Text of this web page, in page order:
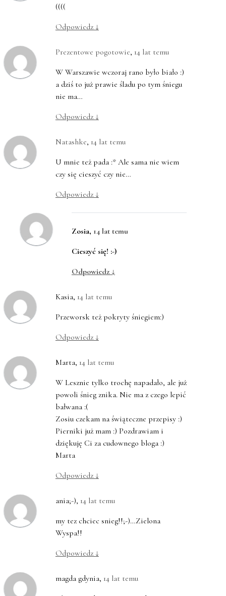
((((
Odpowiedz ↓
Prezentowe pogotowie, 14 lat temu
W Warszawie wczoraj rano było biało :)
a dziś to już prawie śladu po tym śniegu
nie ma…
Odpowiedz ↓
Natashke, 14 lat temu
U mnie też pada :* Ale sama nie wiem
czy się cieszyć czy nie…
Odpowiedz ↓
Zosia, 14 lat temu
Cieszyć się! :-)
Odpowiedz ↓
Kasia, 14 lat temu
Przeworsk też pokryty śniegiem:)
Odpowiedz ↓
Marta, 14 lat temu
W Lesznie tylko trochę napadało, ale już
powoli śnieg znika. Nie ma z czego lepić
bałwana :(
Zosiu czekam na świąteczne przepisy :)
Pierniki już mam :) Pozdrawiam i
dziękuję Ci za cudownego bloga :)
Marta
Odpowiedz ↓
ania;-), 14 lat temu
my tez chciec snieg!!;-)…Zielona
Wyspa!!
Odpowiedz ↓
magda gdynia, 14 lat temu